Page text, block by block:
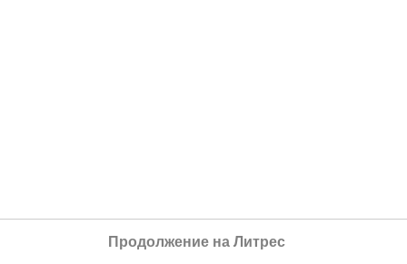
Продолжение на Литрес